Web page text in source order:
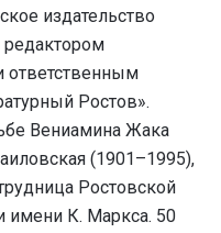
издательство
ответственным
Ростов».
Вениамина Жака
(1901–1995),
Ростовской
имени К. Маркса. 50